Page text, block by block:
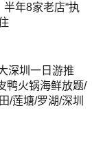
年8家老店“执
深圳一日游推
鸭火锅海鲜放题/
/莲塘/罗湖/深圳